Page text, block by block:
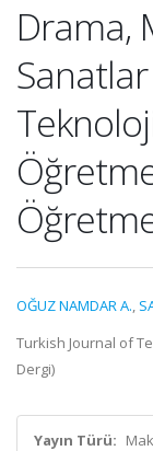
Drama,
OĞUZ NAMDAR A.,
Turkish Journal of
Dergi)
Yayın Türü: